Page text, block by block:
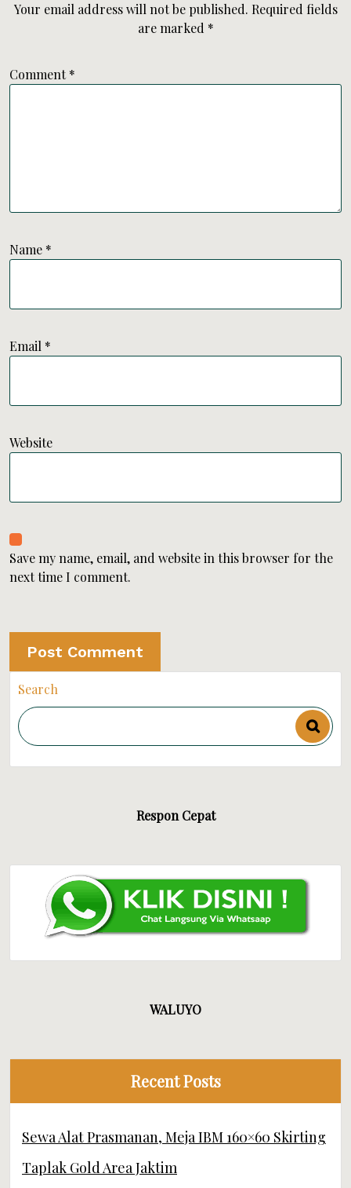
Your email address will not be published. Required fields
are marked *
Comment*
Name *
Email *
Website
Save my name, email, and website in this browser for the
next time I comment.
Search
Respon Cepat
WALUYO
Recent Posts
Sewa Alat Prasmanan, Meja IBM 160×60 Skirting
Taplak Gold Area Jaktim